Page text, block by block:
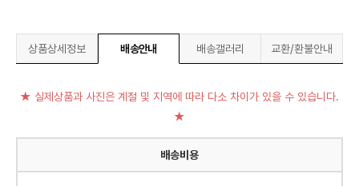
상품상세정보 배송안내 배송갤러리 교환/환불안내
★ 실제상품과 사진은 계절 및 지역에 따라 다소 차이가 있을 수 있습니다.
★
배송비용